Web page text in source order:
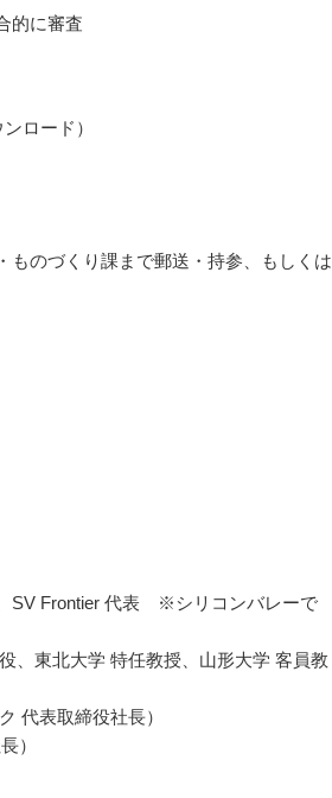
的に審査
ロード）
ものづくり課まで郵送・持参、もしくは
SV Frontier 代表 ※シリコンバレーで
、東北大学 特任教授、山形大学 客員教
代表取締役社長）
）